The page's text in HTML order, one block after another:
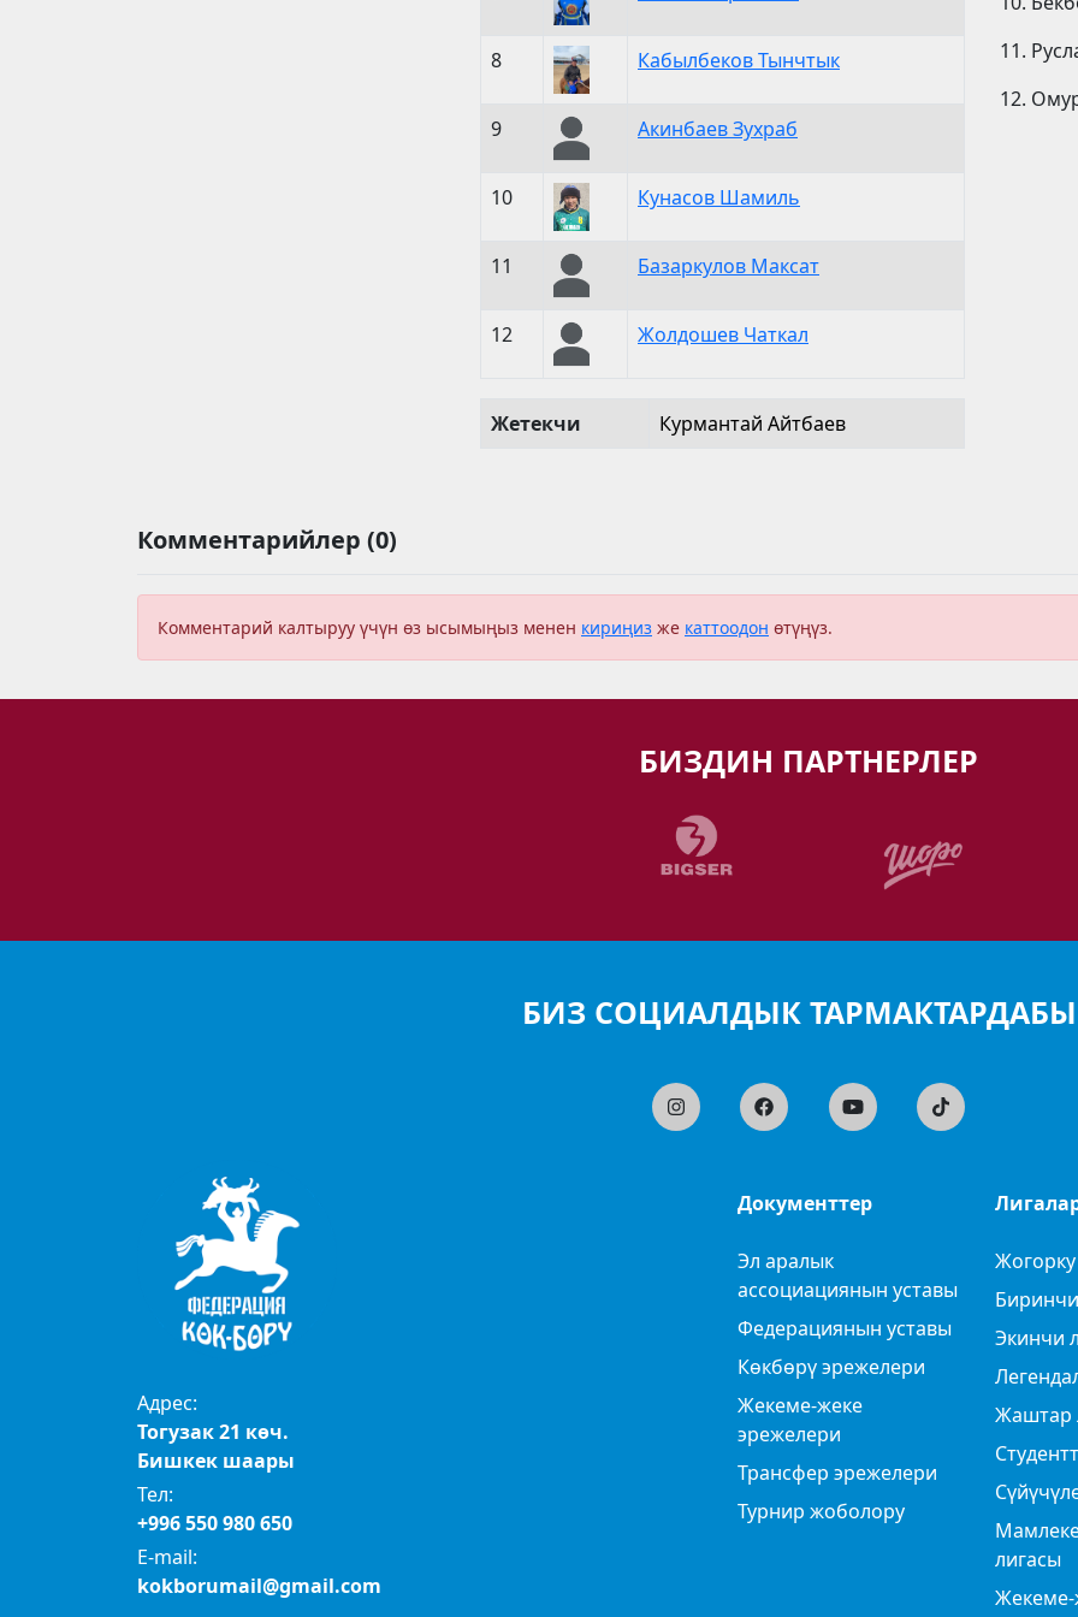
8 Кабылбеков Тынчтык
9 Акинбаев Зухраб
10 Кунасов Шамиль
11 Базаркулов Максат
12 Жолдошев Чаткал
Жетекчи Курмантай Айтбаев
11.
12.
Комментарийлер (0)
Комментарий калтыруу үчүн өз ысымыңыз менен кириңиз же каттоодон өтүңүз.
БИЗДИН ПАРТНЕРЛЕР
БИЗ СОЦИАЛДЫК
Адрес:
Тогузак 21 көч.
Бишкек шаары
Тел:
+996 550 980 650
E-mail:
kokborumail@gmail.com
Документтер
Эл аралык
ассоциациянын уставы
Федерациянын уставы
Көкбөрү эрежелери
Жекеме-жеке
эрежелери
Трансфер эрежелери
Турнир жоболору
Жогорку
Экинчи
Жаштар
лигасы
Жекеме-